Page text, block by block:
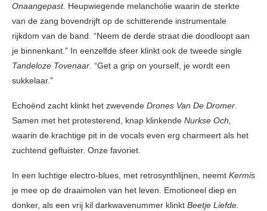
Onaangepast. Heupwiegende melancholie waarin de sterkte
van de zang bovendrijft op de schitterende instrumentale
rijkdom van de band. “Neem de derde straat die doodloopt aan
je binnenkant.” In eenzelfde sfeer klinkt ook de tweede single
Tandeloze Tovenaar. “Get a grip on yourself, je wordt een
sukkelaar.”
Echoënd zacht klinkt het zwevende Drones Van De Dromer.
Samen met het protesterend, knap klinkende Nurkse Och,
waarin de krachtige pit in de vocals even erg charmeert als het
zuchtend gefluister. Onze favoriet.
In een luchtige electro-blues, met retrosynthlijnen, neemt Kermis
je mee op de draaimolen van het leven. Emotioneel diep en
donker, als een vrij kil darkwavenummer klinkt Beetje Liefde.